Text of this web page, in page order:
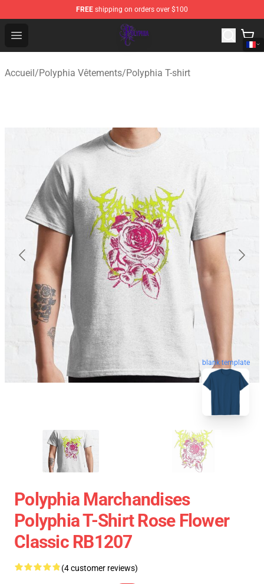
FREE shipping on orders over $100
Open menu
Polyphia Shop - Official Polyphia Merchandise Store
Accueil/Polyphia Vêtements/Polyphia T-shirt
blank template
Polyphia Marchandises
Polyphia T-Shirt Rose Flower
Classic RB1207
(4 customer reviews)